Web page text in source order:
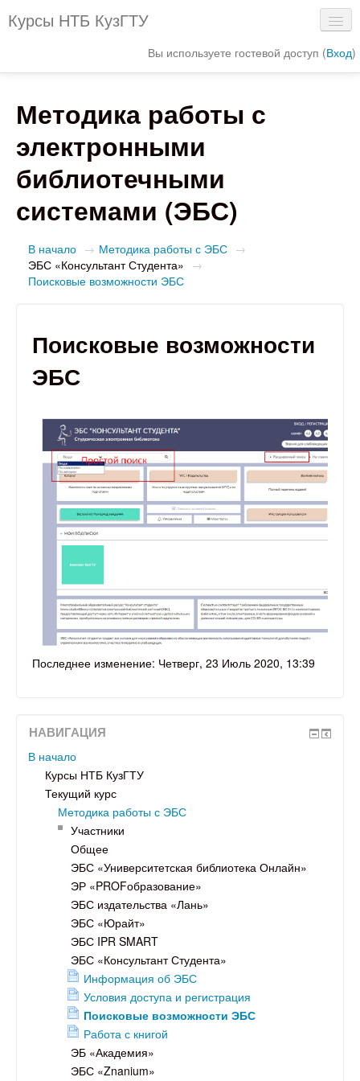
Курсы НТБ КузГТУ
Вы используете гостевой доступ (Вход)
Электронный каталог
Интерактивная схема библиотеки
Электронные ресурсы
Методика работы с
электронными
библиотечными
системами (ЭБС)
В начало → Методика работы с ЭБС →
ЭБС «Консультант Студента» →
Поисковые возможности ЭБС
Поисковые возможности
ЭБС
Последнее изменение: Четверг, 23 Июль 2020, 13:39
НАВИГАЦИЯ
В начало
Курсы НТБ КузГТУ
Текущий курс
Методика работы с ЭБС
Участники
Общее
ЭБС «Университетская библиотека Онлайн»
ЭР «PROFобразование»
ЭБС издательства «Лань»
ЭБС «Юрайт»
ЭБС IPR SMART
ЭБС «Консультант Студента»
Информация об ЭБС
Условия доступа и регистрация
Поисковые возможности ЭБС
Работа с книгой
ЭБ «Академия»
ЭБС «Znanium»